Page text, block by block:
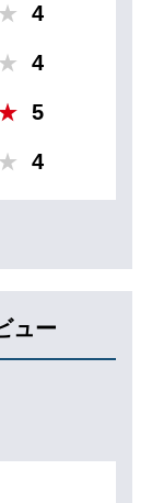
4
4
5
4
ュー